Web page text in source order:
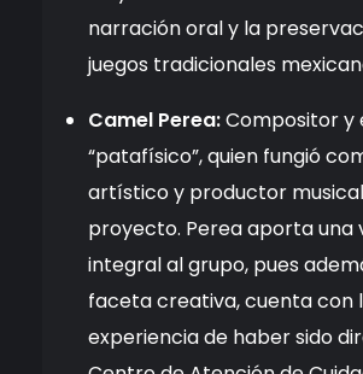
narración oral y la
juegos tradicionales
Camel Perea:Compositor y
“patafísico”, quien fungió
artístico y productor
proyecto. Perea aporta una
integral al grupo, pues
faceta creativa, cuenta con
experiencia de haber sido